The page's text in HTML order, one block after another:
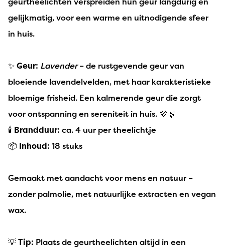
gelijkmatig, voor een warme en uitnodigende sfeer
in huis.
✨ Geur: Lavender– de rustgevende geur van
bloeiende lavendelvelden, met haar karakteristieke
bloemige frisheid. Een kalmerende geur die zorgt
voor ontspanning en sereniteit in huis. 💜🌿
🕯️ Brandduur: ca. 4 uur per theelichtje
📦 Inhoud: 18 stuks
Gemaakt met aandacht voor mens en natuur –
zonder palmolie, met natuurlijke extracten en vegan
wax.
💡Tip: Plaats de geurtheelichten altijd in een